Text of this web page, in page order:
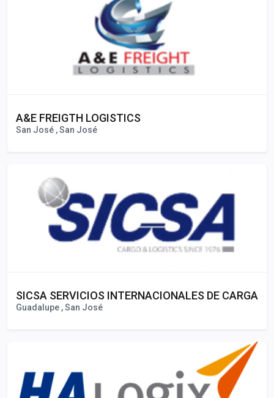
A&E FREIGTH LOGISTICS
San José , San José
SICSA SERVICIOS INTERNACIONALES DE CARGA
Guadalupe , San José